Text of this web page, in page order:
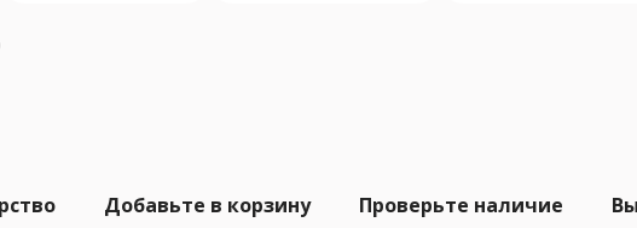
Добавьте в корзину Проверьте наличие